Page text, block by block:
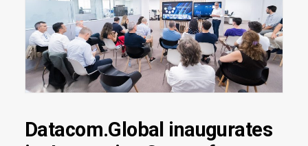
Datacom.Global inaugurates